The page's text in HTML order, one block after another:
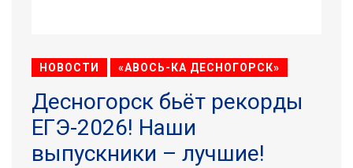
НОВОСТИ «АВОСЬ-КА ДЕСНОГОРСК»
Десногорск бьёт рекорды
ЕГЭ-2026! Наши
выпускники – лучшие!